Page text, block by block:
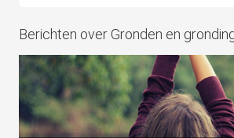
Berichten over Gronden en